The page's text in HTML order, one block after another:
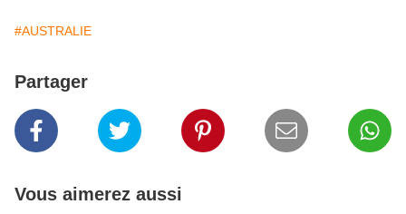
#AUSTRALIE
Partager
Vous aimerez aussi